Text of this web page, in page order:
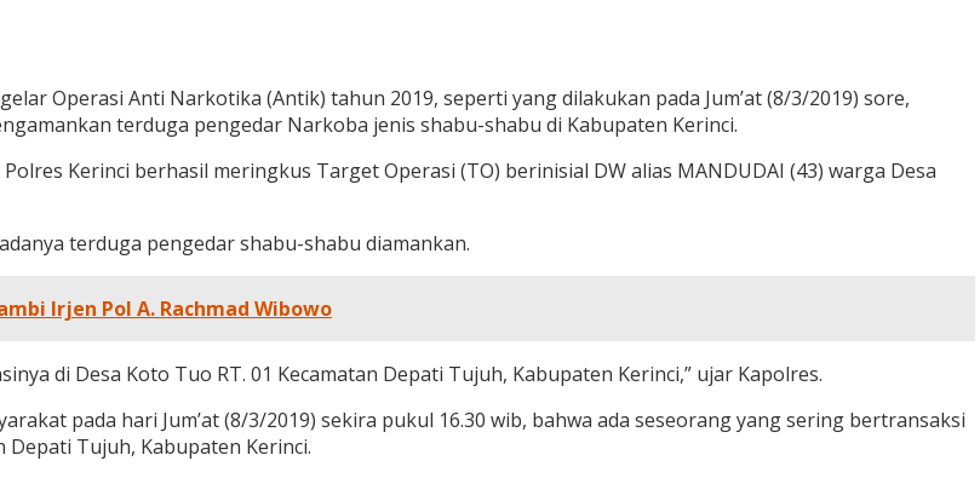
Operasi Anti Narkotika (Antik) tahun 2019, seperti yang dilakukan pada Jum’at (8/3/2019) sore,
terduga pengedar Narkoba jenis shabu-shabu di Kabupaten Kerinci.
Kerinci berhasil meringkus Target Operasi (TO) berinisial DW alias MANDUDAI (43) warga Desa
terduga pengedar shabu-shabu diamankan.
Irjen Pol A. Rachmad Wibowo
di Desa Koto Tuo RT. 01 Kecamatan Depati Tujuh, Kabupaten Kerinci,” ujar Kapolres.
pada hari Jum’at (8/3/2019) sekira pukul 16.30 wib, bahwa ada seseorang yang sering bertransaksi
Depati Tujuh, Kabupaten Kerinci.